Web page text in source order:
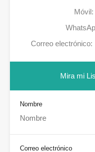
Móvil:
Correo electrónico:
Mira mi
Nombre
Correo electrónico